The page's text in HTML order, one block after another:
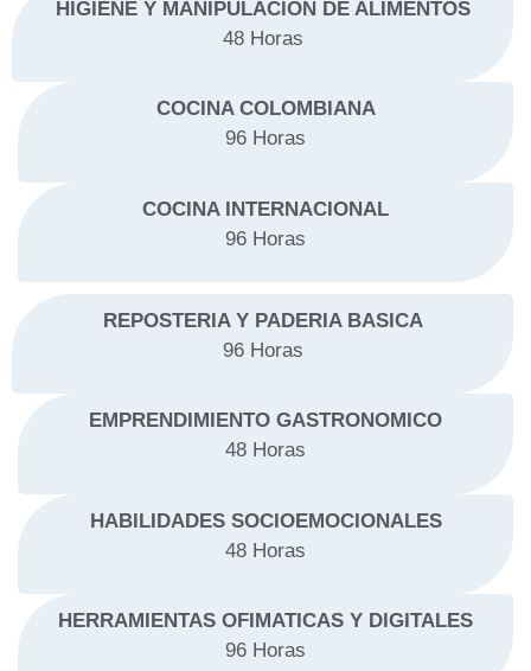
HIGIENE Y MANIPULACIÓN DE ALIMENTOS
48 Horas
COCINA COLOMBIANA
96 Horas
COCINA INTERNACIONAL
96 Horas
REPOSTERIA Y PADERIA BASICA
96 Horas
EMPRENDIMIENTO GASTRONOMICO
48 Horas
HABILIDADES SOCIOEMOCIONALES
48 Horas
HERRAMIENTAS OFIMATICAS Y DIGITALES
96 Horas